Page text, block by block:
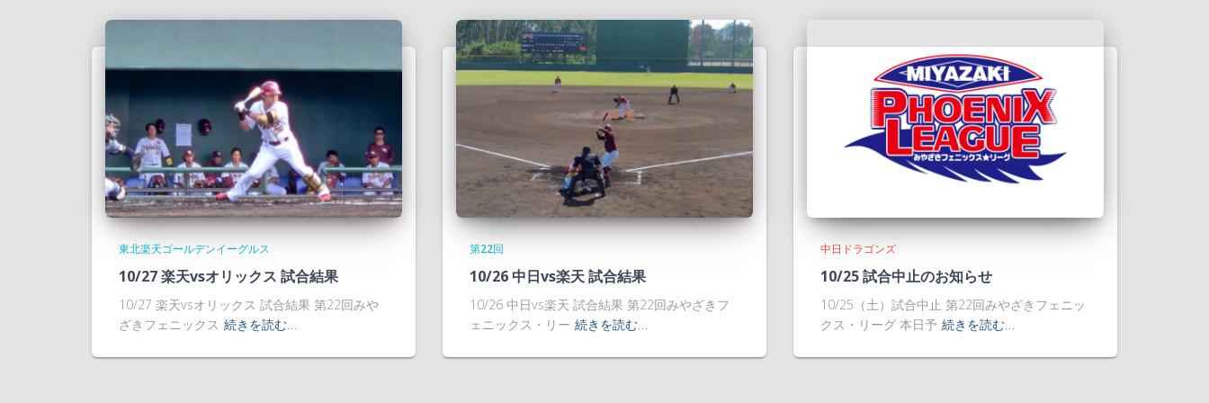
東北楽天ゴールデンイーグルス
10/27 楽天vsオリックス 試合結果
10/27 楽天vsオリックス 試合結果 第22回みや
ざきフェニックス 続きを読む…
第22回
10/26 中日vs楽天 試合結果
10/26 中日vs楽天 試合結果 第22回みやざきフ
ェニックス・リー 続きを読む…
中日ドラゴンズ
10/25 試合中止のお知らせ
10/25（土）試合中止 第22回みやざきフェニッ
クス・リーグ 本日予 続きを読む…